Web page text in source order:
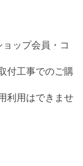
ップ会員・コ
付工事でのご購
利用はできませ